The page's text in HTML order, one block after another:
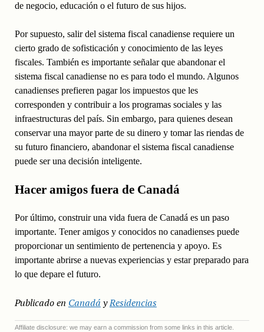
de negocio, educación o el futuro de sus hijos.
Por supuesto, salir del sistema fiscal canadiense requiere un
cierto grado de sofisticación y conocimiento de las leyes
fiscales. También es importante señalar que abandonar el
sistema fiscal canadiense no es para todo el mundo. Algunos
canadienses prefieren pagar los impuestos que les
corresponden y contribuir a los programas sociales y las
infraestructuras del país. Sin embargo, para quienes desean
conservar una mayor parte de su dinero y tomar las riendas de
su futuro financiero, abandonar el sistema fiscal canadiense
puede ser una decisión inteligente.
Hacer amigos fuera de Canadá
Por último, construir una vida fuera de Canadá es un paso
importante. Tener amigos y conocidos no canadienses puede
proporcionar un sentimiento de pertenencia y apoyo. Es
importante abrirse a nuevas experiencias y estar preparado para
lo que depare el futuro.
Publicado en Canadá yResidencias
Affiliate disclosure: we may earn a commission from some links in this article.